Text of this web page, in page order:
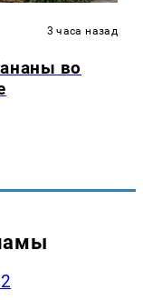
3 часа назад
во